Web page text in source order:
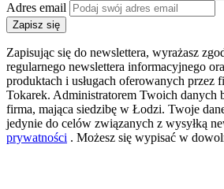
Adres email
Zapisz się
Zapisując się do newslettera, wyrażasz
regularnego newslettera informacyjnego
produktach i usługach oferowanych przez
Tokarek. Administratorem Twoich danych
firma, mająca siedzibę w Łodzi. Twoje
jedynie do celów związanych z wysyłką
prywatności . Możesz się wypisać w